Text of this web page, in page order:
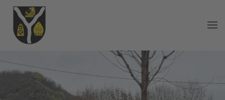
Zum Hauptinhalt springen